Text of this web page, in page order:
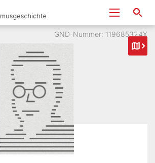
GND-Nummer: 119685324X